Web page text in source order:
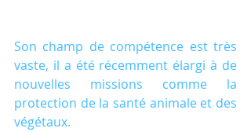
Son champ de compétence est très
vaste, il a été récemment élargi à de
nouvelles missions comme la
protection de la santé animale et des
végétaux.